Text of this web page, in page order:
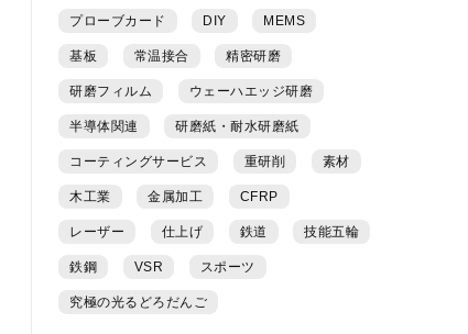
プローブカード DIY MEMS
基板 常温接合 精密研磨
研磨フィルム ウェーハエッジ研磨
半導体関連 研磨紙・耐水研磨紙
コーティングサービス 重研削 素材
木工業 金属加工 CFRP
レーザー 仕上げ 鉄道 技能五輪
鉄鋼 VSR スポーツ
究極の光るどろだんご